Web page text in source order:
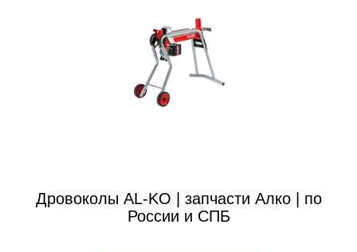
Дровоколы AL-KO | запчасти Алко | по
России и СПБ